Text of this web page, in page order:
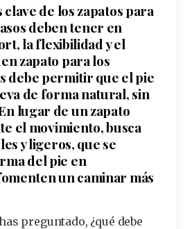
clavede los zapatos para
deben tener en
laflexibilidady el
zapato para los
debe permitir que el pie
de formanatural, sin
lugar de un zapato
el movimiento, busca
y ligeros, que se
del pie en
un caminar más
preguntado, ¿qué debe